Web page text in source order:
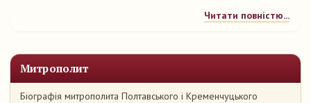
Митрополит
Біографія митрополита Полтавського і Кременчуцького
Читати повністю...